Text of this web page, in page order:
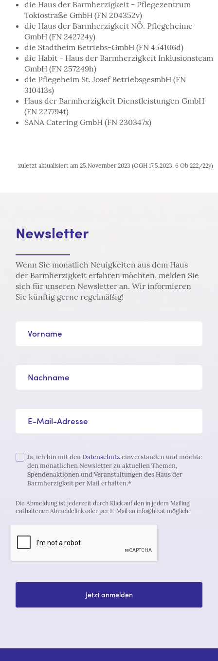
die Haus der Barmherzigkeit - Pflegezentrum
Tokiostraße GmbH (FN 204352v)
die Haus der Barmherzigkeit NÖ. Pflegeheime
GmbH (FN 242724y)
die Stadtheim Betriebs-GmbH (FN 454106d)
die Habit - Haus der Barmherzigkeit Inklusionsteam
GmbH (FN 257249h)
die Pflegeheim St. Josef BetriebsgesmbH (FN
310413s)
Haus der Barmherzigkeit Dienstleistungen GmbH
(FN 227794t)
SANA Catering GmbH (FN 230347x)
zuletzt aktualisiert am 25.November 2023 (OGH 17.5.2023, 6 Ob 222/22y)
Newsletter
Wenn Sie monatlich Neuigkeiten aus dem Haus
der Barmherzigkeit erfahren möchten, melden Sie
sich für unseren Newsletter an. Wir informieren
Sie künftig gerne regelmäßig!
Ja, ich bin mit denDatenschutz einverstanden und möchte
den monatlichen Newsletter zu aktuellen Themen,
Spendenaktionen und Veranstaltungen des Haus der
Barmherzigkeit per Mail erhalten.*
Die Abmeldung ist jederzeit durch Klick auf den in jedem Mailing
enthaltenen Abmeldelink oder per E-Mail an info@hb.at möglich.
Jetzt anmelden